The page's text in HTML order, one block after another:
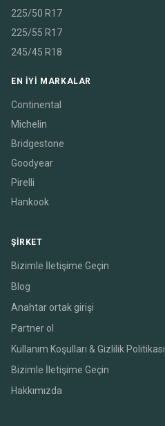
225/50 R17
225/55 R17
245/45 R18
EN IYI MARKALAR
Continental
Michelin
Bridgestone
Goodyear
Pirelli
Hankook
ŞIRKET
Bizimle İletişime Geçin
Blog
Anahtar ortak girişi
Partner ol
Kullanım Koşulları & Gizlilik Politikası
Bizimle İletişime Geçin
Hakkımızda